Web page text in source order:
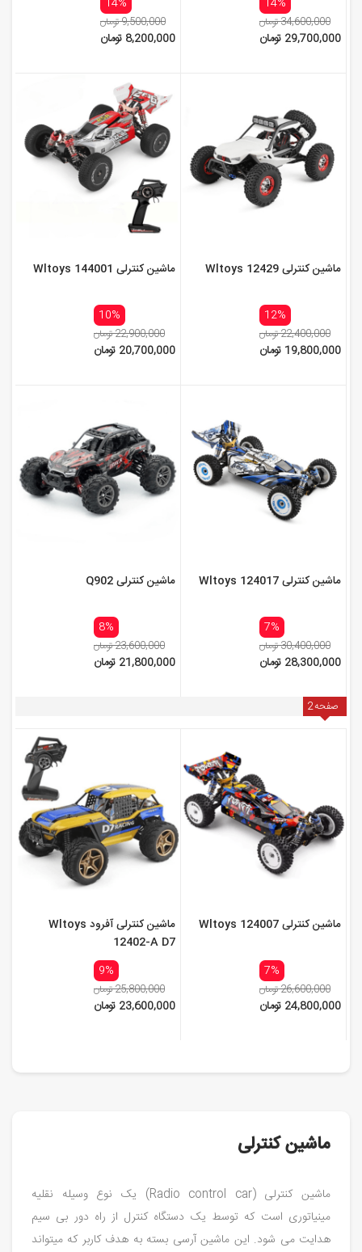
34,600,000 تومان
29,700,000 تومان
9,500,000 تومان
8,200,000 تومان
ماشین کنترلی Wltoys 12429
12%
22,400,000 تومان
19,800,000 تومان
ماشین کنترلی Wltoys 144001
10%
22,900,000 تومان
20,700,000 تومان
ماشین کنترلی Wltoys 124017
7%
30,400,000 تومان
28,300,000 تومان
ماشین کنترلی Q902
8%
23,600,000 تومان
21,800,000 تومان
صفحه2
ماشین کنترلی Wltoys 124007
7%
26,600,000 تومان
24,800,000 تومان
ماشین کنترلی آفرود Wltoys
12402-A D7
9%
25,800,000 تومان
23,600,000 تومان
ماشین کنترلی
ماشین کنترلی (Radio control car) یک نوع وسیله نقلیه
مینیاتوری است که توسط یک دستگاه کنترل از راه دور بی سیم
هدایت می شود. این ماشین آرسی بسته به هدف کاربر که میتواند